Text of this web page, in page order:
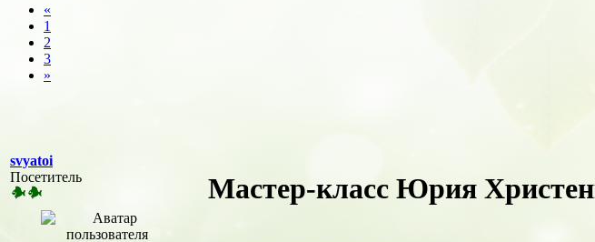
«
1
2
3
»
svyatoi
Посетитель
Мастер-класс Юрия